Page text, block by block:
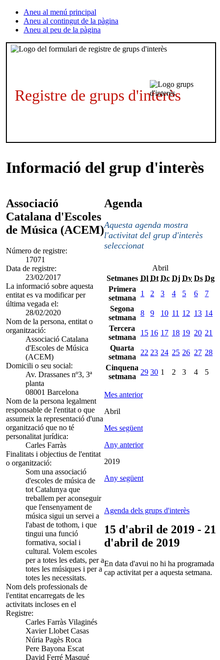
Aneu al menú principal
Aneu al contingut de la pàgina
Aneu al peu de la pàgina
Registre de grups d'interès
Informació del grup d'interès
Associació
Catalana d'Escoles
de Música (ACEM)
Número de registre:
17071
Data de registre:
23/02/2017
La informació sobre aquesta
entitat es va modificar per
última vegada el:
28/02/2020
Nom de la persona, entitat o
organització:
Associació Catalana
d'Escoles de Música
(ACEM)
Domicili o seu social:
Av. Drassanes nº3, 3ª
planta
08001 Barcelona
Nom de la persona legalment
responsable de l'entitat o que
assumeix la representació d'una
organització que no té
personalitat jurídica:
Carles Farràs
Finalitats i objectius de l'entitat
o organització:
Som una associació
d'escoles de música de
tot Catalunya que
treballem per aconseguir
que l'ensenyament de
música sigui un servei a
l'abast de tothom, i que
tingui una funció
formativa, social i
cultural. Volem escoles
per a totes les edats, per a
totes les músiques i per a
totes les necessitats.
Nom dels professionals de
l'entitat encarregats de les
activitats incloses en el
Registre:
Carles Farràs Vilaginés
Xavier Llobet Casas
Núria Pagès Roca
Pere Bayona Escat
David Ferré Masqué
Agenda
Aquesta agenda mostra
l'activitat del grup d'interès
seleccionat
Abril
Setmanes Dl Dt Dc Dj Dv Ds Dg
Primera
setmana
1 2 3 4 5 6
7
Segona
setmana
8 9 10 11 12 13 14
Tercera
setmana
15 16 17 18 19 20 21
Quarta
setmana
22 23 24 25 26 27 28
Cinquena
setmana
29 30 1 2 3 4 5
Mes anterior
Abril
Mes següent
Any anterior
2019
Any següent
Agenda dels grups d'interès
15 d'abril de 2019 - 21
d'abril de 2019
En data d'avui no hi ha programada
cap activitat per a aquesta setmana.